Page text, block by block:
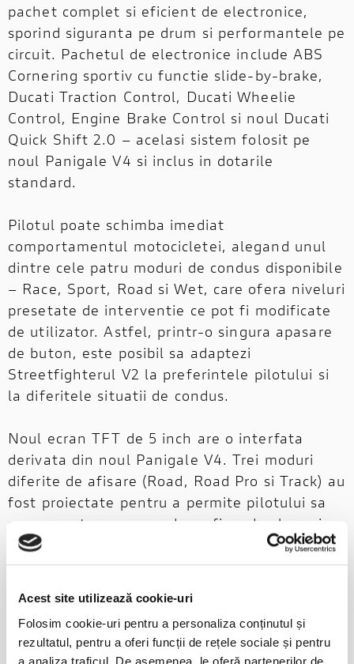
Acest site utilizează cookie-uri
Folosim cookie-uri pentru a personaliza conținutul și
rezultatul, pentru a oferi funcții de rețele sociale și pentru
a analiza traficul. De asemenea, le oferă partenerilor de
pachet complet si eficient de electronice,
sporind siguranta pe drum si performantele pe
circuit. Pachetul de electronice include ABS
Cornering sportiv cu functie slide-by-brake,
Ducati Traction Control, Ducati Wheelie
Control, Engine Brake Control si noul Ducati
Quick Shift 2.0 – acelasi sistem folosit pe
noul Panigale V4 si inclus in dotarile
standard.
Pilotul poate schimba imediat
comportamentul motocicletei, alegand unul
dintre cele patru moduri de condus disponibile
– Race, Sport, Road si Wet, care ofera niveluri
presetate de interventie ce pot fi modificate
de utilizator. Astfel, printr-o singura apasare
de buton, este posibil sa adaptezi
Streetfighterul V2 la preferintele pilotului si
la diferitele situatii de condus.
Noul ecran TFT de 5 inch are o interfata
derivata din noul Panigale V4. Trei moduri
diferite de afisare (Road, Road Pro si Track) au
fost proiectate pentru a permite pilotului sa
se concentreze pe condus, afisand cele mai
importante informatii. Interfata integreaza
informatiile pentru a imbunatati lizibilitatea
si ca indicator de schimbare a vitezelor,
luminandu-se in verde la turatia ideala pentru
schimbare si in rosu cand turatia este prea